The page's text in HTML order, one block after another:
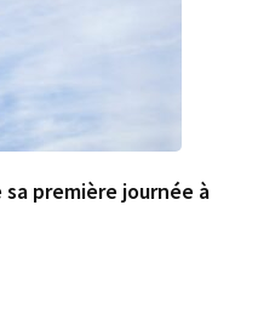
première journée à